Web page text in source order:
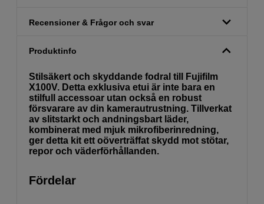
Recensioner & Frågor och svar
Produktinfo
Stilsäkert och skyddande fodral till Fujifilm
X100V. Detta exklusiva etui är inte bara en
stilfull accessoar utan också en robust
försvarare av din kamerautrustning. Tillverkat
av slitstarkt och andningsbart läder,
kombinerat med mjuk mikrofiberinredning,
ger detta kit ett oöverträffat skydd mot stötar,
repor och väderförhållanden.
Fördelar